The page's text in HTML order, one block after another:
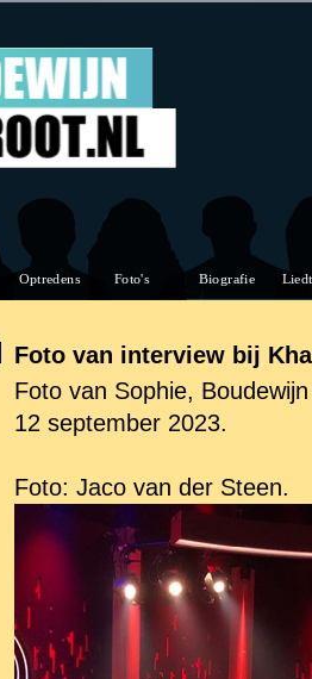
Foto van interview bij
Foto van Sophie,
12 september 2023.
Foto: Jaco van der Steen.